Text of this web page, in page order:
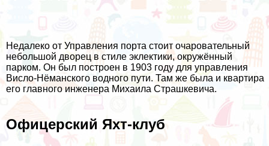
Недалеко от Управления порта стоит очаровательный
небольшой дворец в стиле эклектики, окружённый
парком. Он был построен в 1903 году для управления
Висло-Нёманского водного пути. Там же была и квартира
его главного инженера Михаила Страшкевича.
Офицерский Яхт-клуб